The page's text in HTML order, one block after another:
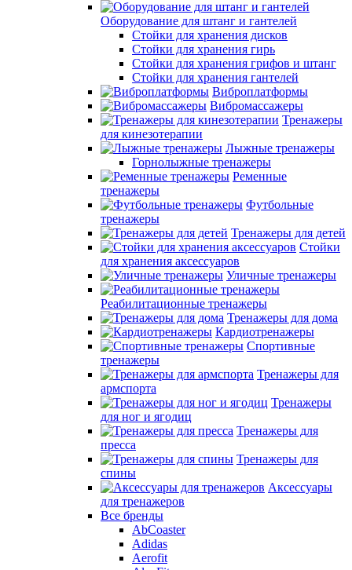
Оборудование для штанг и гантелей
Стойки для хранения дисков
Стойки для хранения гирь
Стойки для хранения грифов и штанг
Стойки для хранения гантелей
Виброплатформы
Вибромассажеры
Тренажеры
для кинезотерапии
Лыжные тренажеры
Горнолыжные тренажеры
Ременные
тренажеры
Футбольные
тренажеры
Тренажеры для детей
Стойки
для хранения аксессуаров
Уличные тренажеры
Реабилитационные тренажеры
Тренажеры для дома
Кардиотренажеры
Спортивные
тренажеры
Тренажеры для
армспорта
Тренажеры
для ног и ягодиц
Тренажеры для
пресса
Тренажеры для
спины
Аксессуары
для тренажеров
Все бренды
AbCoaster
Adidas
Aerofit